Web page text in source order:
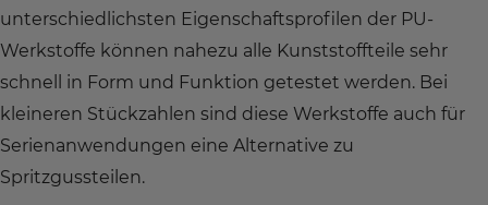
unterschiedlichsten Eigenschaftsprofilen der PU-
Werkstoffe können nahezu alle Kunststoffteile sehr
schnell in Form und Funktion getestet werden. Bei
kleineren Stückzahlen sind diese Werkstoffe auch für
Serienanwendungen eine Alternative zu
Spritzgussteilen.